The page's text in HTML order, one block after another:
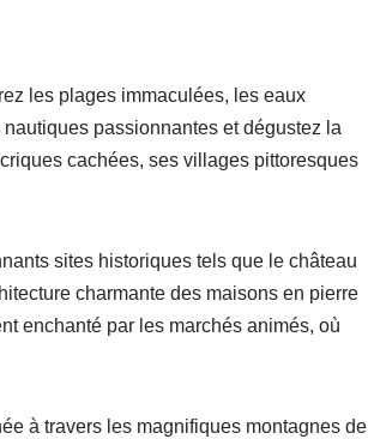
les plages immaculées, les eaux
passionnantes et dégustez la
cachées, ses villages pittoresques
sites historiques tels que le château
charmante des maisons en pierre
enchanté par les marchés animés, où
à travers les magnifiques montagnes de